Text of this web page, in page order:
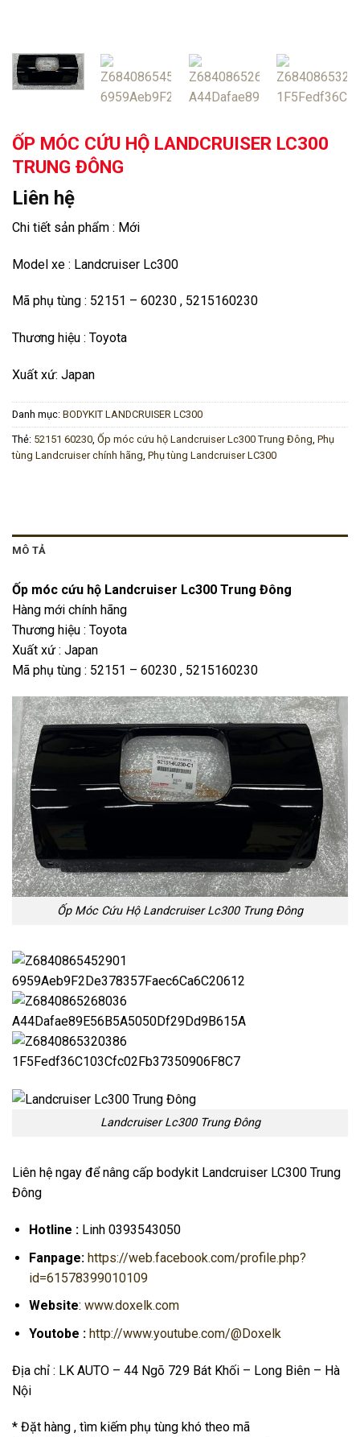
ỐP MÓC CỨU HỘ LANDCRUISER LC300
TRUNG ĐÔNG
Liên hệ
Chi tiết sản phẩm : Mới
Model xe : Landcruiser Lc300
Mã phụ tùng : 52151 – 60230 , 5215160230
Thương hiệu : Toyota
Xuất xứ: Japan
Danh mục: BODYKIT LANDCRUISER LC300
Thẻ: 52151 60230 Ốp móc cứu hộ Landcruiser Lc300 Trung Đông Phụ
tùng Landcruiser chính hãng Phụ tùng Landcruiser LC300
MÔ TẢ
Ốp móc cứu hộ Landcruiser Lc300 Trung Đông
Hàng mới chính hãng
Thương hiệu : Toyota
Xuất xứ : Japan
Mã phụ tùng : 52151 – 60230 , 5215160230
Ốp Móc Cứu Hộ Landcruiser Lc300 Trung Đông
Landcruiser Lc300 Trung Đông
Liên hệ ngay để nâng cấp bodykit Landcruiser LC300 Trung
Đông
Hotline :Linh 0393543050
Fanpage: https://web.facebook.com/profile.php?
id=61578399010109
Website: www.doxelk.com
Youtobe : http://www.youtube.com/@Doxelk
Địa chỉ : LK AUTO – 44 Ngõ 729 Bát Khối – Long Biên – Hà
Nội
* Đặt hàng , tìm kiếm phụ tùng khó theo mã